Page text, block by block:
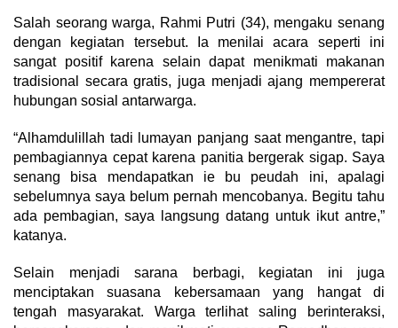
Salah seorang warga, Rahmi Putri (34), mengaku senang
dengan kegiatan tersebut. Ia menilai acara seperti ini
sangat positif karena selain dapat menikmati makanan
tradisional secara gratis, juga menjadi ajang mempererat
hubungan sosial antarwarga.
“Alhamdulillah tadi lumayan panjang saat mengantre, tapi
pembagiannya cepat karena panitia bergerak sigap. Saya
senang bisa mendapatkan ie bu peudah ini, apalagi
sebelumnya saya belum pernah mencobanya. Begitu tahu
ada pembagian, saya langsung datang untuk ikut antre,”
katanya.
Selain menjadi sarana berbagi, kegiatan ini juga
menciptakan suasana kebersamaan yang hangat di
tengah masyarakat. Warga terlihat saling berinteraksi,